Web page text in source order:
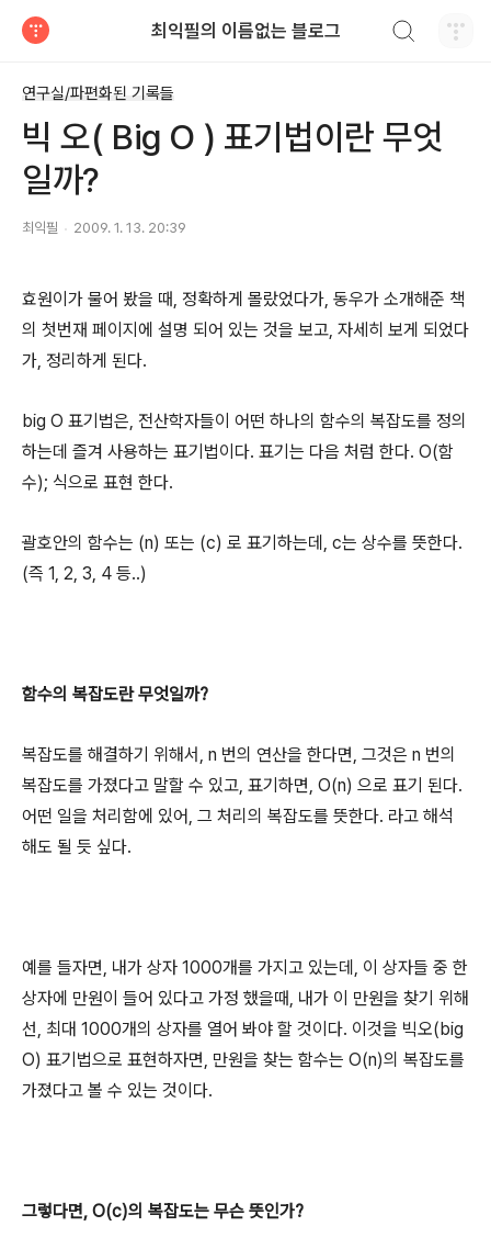
최익필의 이름없는 블로그
연구실/파편화된 기록들
빅 오( Big O ) 표기법이란 무엇
일까?
최익필 2009. 1. 13. 20:39
효원이가 물어 봤을 때, 정확하게 몰랐었다가, 동우가 소개해준 책
의 첫번재 페이지에 설명 되어 있는 것을 보고, 자세히 보게 되었다
가, 정리하게 된다.
big O 표기법은, 전산학자들이 어떤 하나의 함수의 복잡도를 정의
하는데 즐겨 사용하는 표기법이다. 표기는 다음 처럼 한다. O(함
수); 식으로 표현 한다.
괄호안의 함수는 (n) 또는 (c) 로 표기하는데, c는 상수를 뜻한다.
(즉 1, 2, 3, 4 등..)
함수의 복잡도란 무엇일까?
복잡도를 해결하기 위해서, n 번의 연산을 한다면, 그것은 n 번의
복잡도를 가졌다고 말할 수 있고, 표기하면, O(n) 으로 표기 된다.
어떤 일을 처리함에 있어, 그 처리의 복잡도를 뜻한다. 라고 해석
해도 될 듯 싶다.
예를 들자면, 내가 상자 1000개를 가지고 있는데, 이 상자들 중 한
상자에 만원이 들어 있다고 가정 했을때, 내가 이 만원을 찾기 위해
선, 최대 1000개의 상자를 열어 봐야 할 것이다. 이것을 빅오(big
O) 표기법으로 표현하자면, 만원을 찾는 함수는 O(n)의 복잡도를
가졌다고 볼 수 있는 것이다.
그렇다면, O(c)의 복잡도는 무슨 뜻인가?